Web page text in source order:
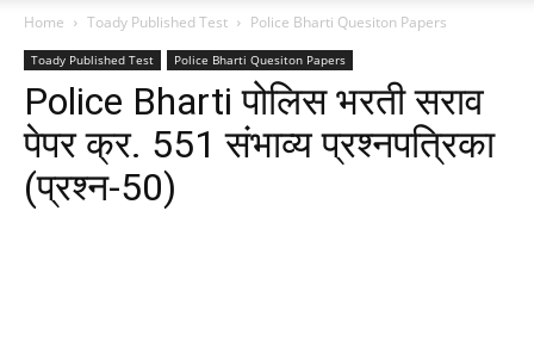
Home Toady Published Test Police Bharti Quesiton Papers
Toady Published Test Police Bharti Quesiton Papers
Police Bharti पोलिस भरती सराव
पेपर क्र. 551 संभाव्य प्रश्नपत्रिका
(प्रश्न-50)